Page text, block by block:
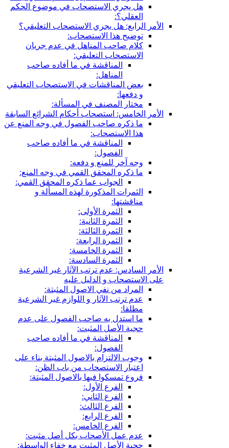
هل يجري الاستصحاب في موضوع الحكم
العقلي؟:
الأمر الرابع: هل يجري الاستصحاب التعليقي؟
توضيح هذا الاستصحاب:
كلام صاحب المناهل في عدم جريان
الاستصحاب التعليقي:
المناقشة في ما أفاده صاحب
المناهل:
بعض المناقشات في الاستصحاب التعليقي
و دفعها:
مختار المصنف في المسألة:
الأمر الخامس: استصحاب أحكام الشرائع السابقة
ما ذكره صاحب الفصول في وجه المنع عن
هذا الاستصحاب:
المناقشة في ما أفاده صاحب
الفصول:
وجه آخر للمنع و دفعه:
ما ذكره المحقق القمي في وجه المنع:
الجواب عما ذكره المحقق القمي:
الثمرات المذكورة لهذه المسألة و
مناقشتها:
الثمرة الأولى:
الثمرة الثانية:
الثمرة الثالثة:
الثمرة الرابعة:
الثمرة الخامسة:
الثمرة السادسة:
الأمر السادس: عدم ترتب الآثار غير الشرعية
على الاستصحاب و الدليل عليه
المراد من نفي الاصول المثبتة:
عدم ترتب الآثار و اللوازم غير الشرعية
مطلقا:
ما استدل به صاحب الفصول على عدم
حجية الأصل المثبت:
المناقشة في ما أفاده صاحب
الفصول:
وجوب الالتزام بالاصول المثبتة بناء على
اعتبار الاستصحاب من باب الظن:
فروع تمسكوا فيها بالاصول المثبتة:
الفرع الأول:
الفرع الثاني:
الفرع الثالث:
الفرع الرابع:
الفرع الخامس:
عدم عمل الأصحاب بكل أصل مثبت:
حجية الأصل المثبت مع خفاء الواسطة: